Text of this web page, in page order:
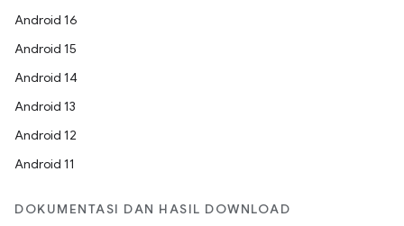
Android 16
Android 15
Android 14
Android 13
Android 12
Android 11
DOKUMENTASI DAN HASIL DOWNLOAD